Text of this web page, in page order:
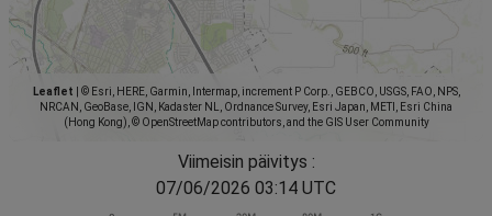
Leaflet
© Esri, HERE, Garmin, Intermap, increment P Corp., GEBCO, USGS, FAO, NPS,
NRCAN, GeoBase, IGN, Kadaster NL, Ordnance Survey, Esri Japan, METI, Esri China
(Hong Kong), © OpenStreetMap contributors, and the GIS User Community
Viimeisin päivitys :
07/06/2026 03:14 UTC